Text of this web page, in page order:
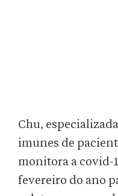
Chu,
imunes de
monitora a covid-
fevereiro do ano